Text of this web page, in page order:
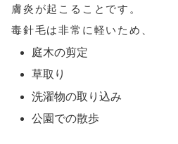
膚炎が起こることです。
毒針毛は非常に軽いため、
庭木の剪定
草取り
洗濯物の取り込み
公園での散歩